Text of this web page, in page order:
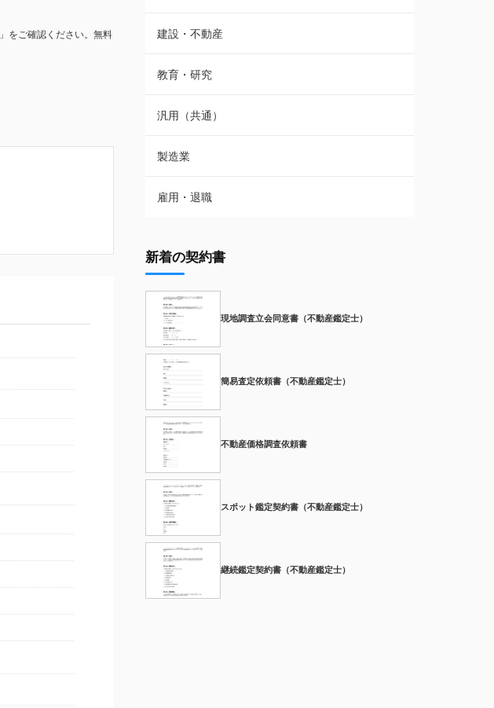
」をご確認ください。無料
建設・不動産
教育・研究
汎用（共通）
製造業
雇用・退職
新着の契約書
現地調査立会同意書（不動産鑑定士）
簡易査定依頼書（不動産鑑定士）
不動産価格調査依頼書
スポット鑑定契約書（不動産鑑定士）
継続鑑定契約書（不動産鑑定士）